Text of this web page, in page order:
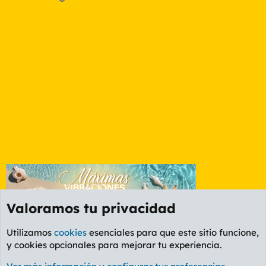
Manfloros, mancuernas y velocípedos
Valoramos tu privacidad
Utilizamos cookies esenciales para que este sitio funcione,
y cookies opcionales para mejorar tu experiencia.